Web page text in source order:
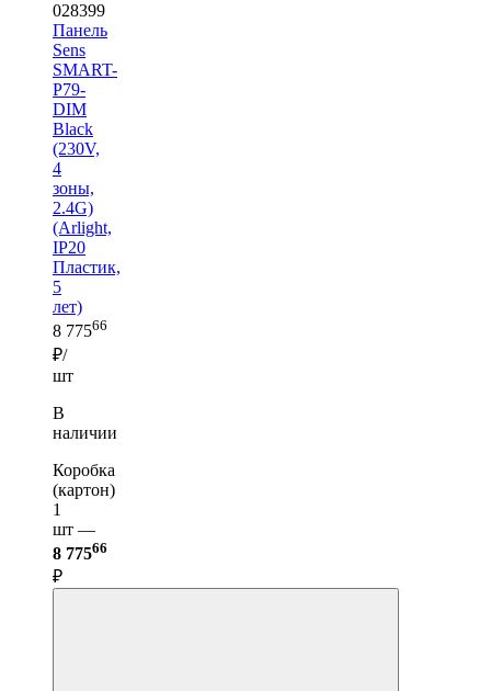
028399
Панель
Sens
SMART-
P79-
DIM
Black
(230V,
4
зоны,
2.4G)
(Arlight,
IP20
Пластик,
5
лет)
8 77566
₽/
шт
В
наличии
Коробка
(картон)
1
шт —
8 77566
₽